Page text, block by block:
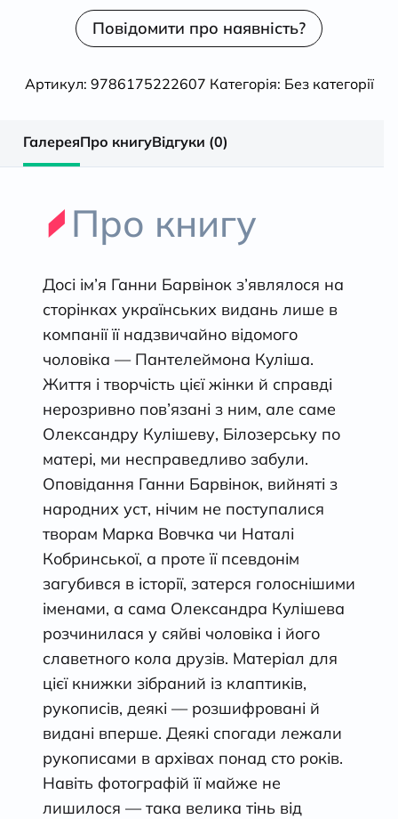
Повідомити про наявність?
Артикул: 9786175222607 Категорія: Без категорії
ГалереяПро книгуВідгуки (0)
Про книгу
Досі ім’я Ганни Барвінок з’являлося на
сторінках українських видань лише в
компанії її надзвичайно відомого
чоловіка — Пантелеймона Куліша.
Життя і творчість цієї жінки й справді
нерозривно пов’язані з ним, але саме
Олександру Кулішеву, Білозерську по
матері, ми несправедливо забули.
Оповідання Ганни Барвінок, вийняті з
народних уст, нічим не поступалися
творам Марка Вовчка чи Наталі
Кобринської, а проте її псевдонім
загубився в історії, затерся голоснішими
іменами, а сама Олександра Кулішева
розчинилася у сяйві чоловіка і його
славетного кола друзів. Матеріал для
цієї книжки зібраний із клаптиків,
рукописів, деякі — розшифровані й
видані вперше. Деякі спогади лежали
рукописами в архівах понад сто років.
Навіть фотографій її майже не
лишилося — така велика тінь від